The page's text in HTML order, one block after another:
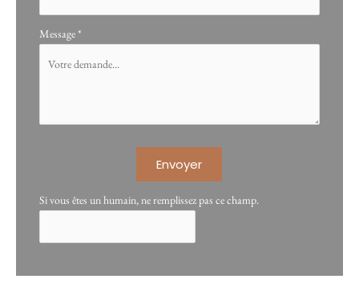
Message *
Envoyer
Si vous êtes un humain, ne remplissez pas ce champ.